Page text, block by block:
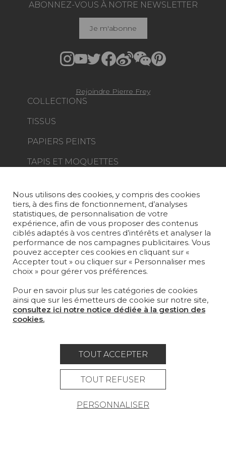
COLLECTIONS
TISSUS
PAPIERS PEINTS
TAPIS ET MOQUETTES
PROJETS
SUR-MESURE
MAGAZINE
LA MAISON
OÙ NOUS TROUVER ?
ABONNEZ-VOUS À NOTRE NEWSLETTER
Je m'abonne
Rejoindre Pierre Frey
Mentions légales
données
Condtions générales de vente
Nous utilisons des cookies, y compris des cookies
tiers, à des fins de fonctionnement, d’analyses
statistiques, de personnalisation de votre
expérience, afin de vous proposer des contenus
ciblés adaptés à vos centres d’intérêts et analyser la
performance de nos campagnes publicitaires. Vous
pouvez accepter ces cookies en cliquant sur «
Accepter tout » ou cliquer sur « Personnaliser mes
choix » pour gérer vos préférences.
Pour en savoir plus sur les catégories de cookies
ainsi que sur les émetteurs de cookie sur notre site,
consultez ici notre notice dédiée à la gestion des
cookies.
TOUT ACCEPTER
TOUT REFUSER
PERSONNALISER